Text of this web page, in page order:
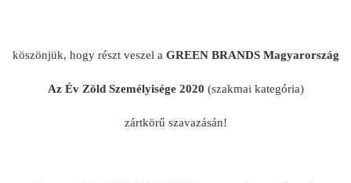
köszönjük, hogy részt veszel a GREEN BRANDS Magyarország
Az Év Zöld Személyisége 2020 (szakmai kategória)
zártkörű szavazásán!